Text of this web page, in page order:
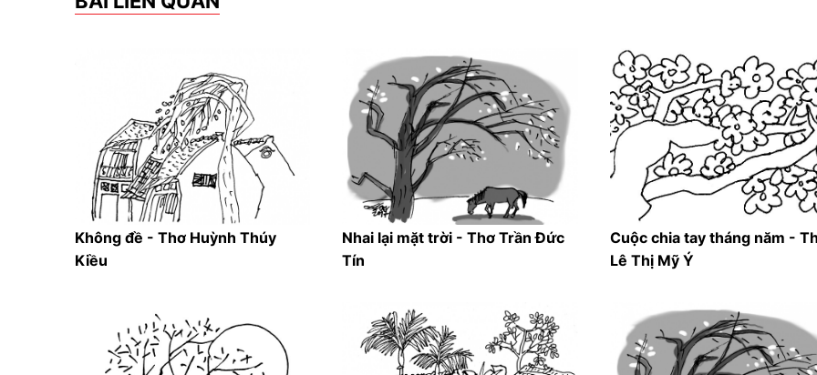
Không đề - Thơ Huỳnh Thúy
Kiều
Nhai lại mặt trời - Thơ Trần Đức
Tín
Cuộc chia tay tháng năm -
Lê Thị Mỹ Ý